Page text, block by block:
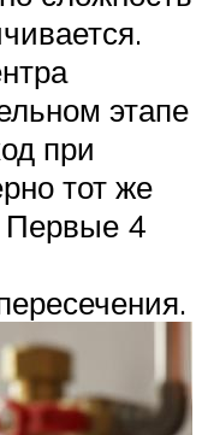
этапе
при
тот же
Первые 4